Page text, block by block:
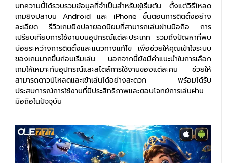
บทความนี้ได้รวบรวมข้อมูลที่จำเป็นสำหรับผู้เริ่มต้น ตั้งแต่วิธีโหลด
เกมยิงปลาบน Android และ iPhone ขั้นตอนการติดตั้งอย่าง
ละเอียด รีวิวเกมยิงปลายอดนิยมที่สามารถเล่นผ่านมือถือ การ
เปรียบเทียบการใช้งานบนอุปกรณ์แต่ละประเภท รวมถึงปัญหาที่พบ
บ่อยระหว่างการติดตั้งและแนวทางแก้ไข เพื่อช่วยให้คุณเข้าใจระบบ
ของเกมมากขึ้นก่อนเริ่มเล่น นอกจากนี้ยังมีคำแนะนำในการเลือก
เกมให้เหมาะกับอุปกรณ์และสไตล์การใช้งานของแต่ละคน ช่วยให้
สามารถดาวน์โหลดและเข้าเล่นได้อย่างสะดวก พร้อมได้รับ
ประสบการณ์การใช้งานที่มีประสิทธิภาพและตอบโจทย์การเล่นผ่าน
มือถือในปัจจุบัน